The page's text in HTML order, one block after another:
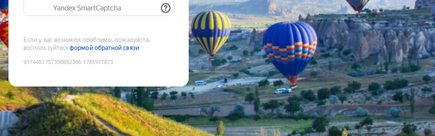
Yandex SmartCaptcha
Если у вас возникли проблемы, пожалуйста,
воспользуйтесьформой обратной связи
9174481757398692366:1785977873